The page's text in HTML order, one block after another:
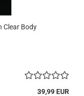
Clear Body
39,99 EUR